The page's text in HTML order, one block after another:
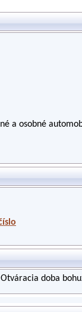
a osobné
Otváracia doba